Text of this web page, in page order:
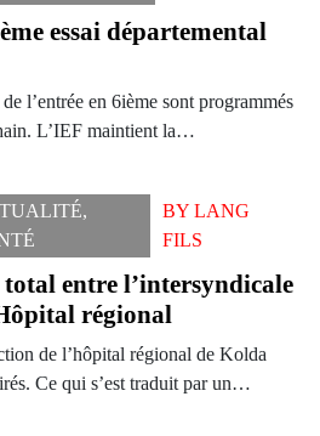
essai départemental
l’entrée en 6ième sont programmés
L’IEF maintient la…
,
BY LANG
FILS
entre l’intersyndicale
régional
de l’hôpital régional de Kolda
Ce qui s’est traduit par un…